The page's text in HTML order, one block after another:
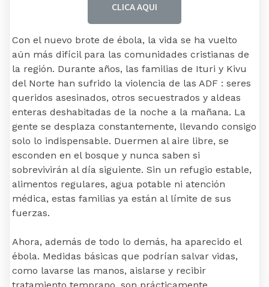
CLICA AQUI
Con el nuevo brote de ébola, la vida se ha vuelto
aún más difícil para las comunidades cristianas de
la región. Durante años, las familias de Ituri y Kivu
del Norte han sufrido la violencia de las ADF : seres
queridos asesinados, otros secuestrados y aldeas
enteras deshabitadas de la noche a la mañana. La
gente se desplaza constantemente, llevando consigo
solo lo indispensable. Duermen al aire libre, se
esconden en el bosque y nunca saben si
sobrevivirán al día siguiente. Sin un refugio estable,
alimentos regulares, agua potable ni atención
médica, estas familias ya están al límite de sus
fuerzas.
Ahora, además de todo lo demás, ha aparecido el
ébola. Medidas básicas que podrían salvar vidas,
como lavarse las manos, aislarse y recibir